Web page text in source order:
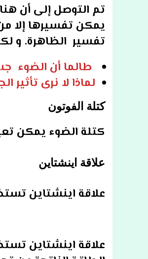
تم التوصل إلى أن
يمكن تفسيرها إلا
تفسير الظاهرة. و
طالما أن الضوء
لماذا لا نرى
كتلة الفوتون
كتلة الضوء يمكن
علاقة اينشتاين
علاقة اينشتاين
علاقة اينشتاين